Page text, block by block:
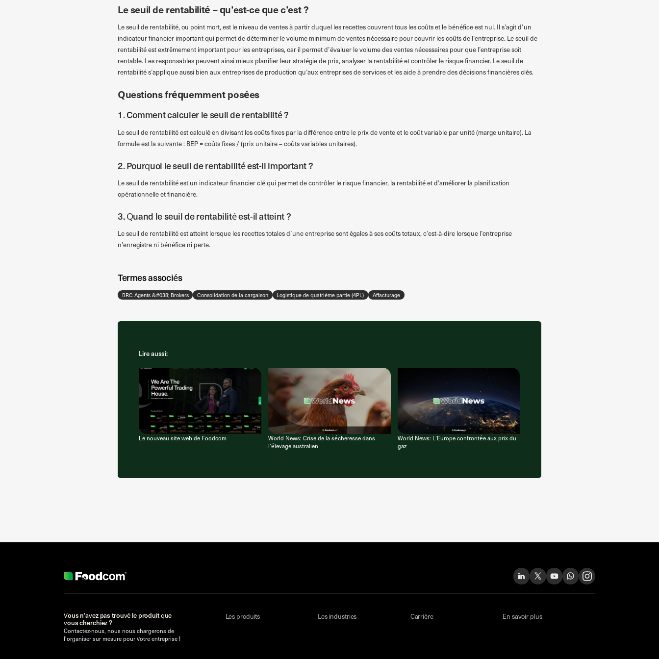
Le seuil de rentabilité – qu’est-ce que c’est ?
Le seuil de rentabilité, ou point mort, est le niveau de ventes à partir duquel les recettes couvrent tous les coûts et le bénéfice est nul. Il s’agit d’un
indicateur financier important qui permet de déterminer le volume minimum de ventes nécessaire pour couvrir les coûts de l’entreprise. Le seuil de
rentabilité est extrêmement important pour les entreprises, car il permet d’évaluer le volume des ventes nécessaires pour que l’entreprise soit
rentable. Les responsables peuvent ainsi mieux planifier leur stratégie de prix, analyser la rentabilité et contrôler le risque financier. Le seuil de
rentabilité s’applique aussi bien aux entreprises de production qu’aux entreprises de services et les aide à prendre des décisions financières clés.
Questions fréquemment posées
1. Comment calculer le seuil de rentabilité ?
Le seuil de rentabilité est calculé en divisant les coûts fixes par la différence entre le prix de vente et le coût variable par unité (marge unitaire). La
formule est la suivante : BEP = coûts fixes / (prix unitaire – coûts variables unitaires).
2. Pourquoi le seuil de rentabilité est-il important ?
Le seuil de rentabilité est un indicateur financier clé qui permet de contrôler le risque financier, la rentabilité et d’améliorer la planification
opérationnelle et financière.
3. Quand le seuil de rentabilité est-il atteint ?
Le seuil de rentabilité est atteint lorsque les recettes totales d’une entreprise sont égales à ses coûts totaux, c’est-à-dire lorsque l’entreprise
n’enregistre ni bénéfice ni perte.
Termes associés
BRC Agents &#038; Brokers Consolidation de la cargaison Logistique de quatrième partie (4PL) Affacturage
Lire aussi:
Le nouveau site web de Foodcom
World News: Crise de la sécheresse dans
l’élevage australien
World News: L’Europe confrontée aux prix du
gaz
Vous n'avez pas trouvé le produit que
vous cherchiez ?
Contactez-nous, nous nous chargerons de
l'organiser sur mesure pour votre entreprise !
Les produits Les industries Carrière En savoir plus